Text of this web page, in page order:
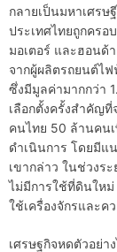
กลายเป็นมหาเศร
ประเทศไทยถูกคร
มอเตอร์ และฮอนด้
จากผู้ผลิตรถยนต์ไฟ
ซึ่งมีมูลค่ามากกว่า
เลือกตั้งครั้งสำคัญ
คนไทย 50 ล้านคน
ดำเนินการ โดยมีแ
เขากล่าว ในช่วงร
ไม่มีการใช้ที่ดินใหม่
ใช้เครื่องจักรและค
เศรษฐกิจหดตัวอย่